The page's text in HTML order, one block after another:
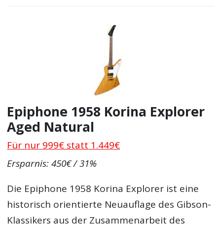
Epiphone 1958 Korina Explorer
Aged Natural
Für nur 999€ statt 1.449€
Ersparnis: 450€ / 31%
Die Epiphone 1958 Korina Explorer ist eine
historisch orientierte Neuauflage des Gibson-
Klassikers aus der Zusammenarbeit des